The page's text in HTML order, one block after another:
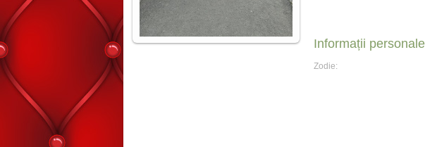
Informații personale
Zodie: